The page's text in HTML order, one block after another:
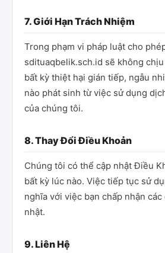
7. Giới Hạn Trách Nhiệm
Trong phạm vi pháp luật cho
sdituaqbelik.sch.id sẽ không
bất kỳ thiệt hại gián tiếp, ngẫu
nào phát sinh từ việc sử dụng
của chúng tôi.
8. Thay Đổi Điều Khoản
Chúng tôi có thể cập nhật Điều
bất kỳ lúc nào. Việc tiếp tục sử
nghĩa với việc bạn chấp nhận
nhật.
9. Liên Hệ